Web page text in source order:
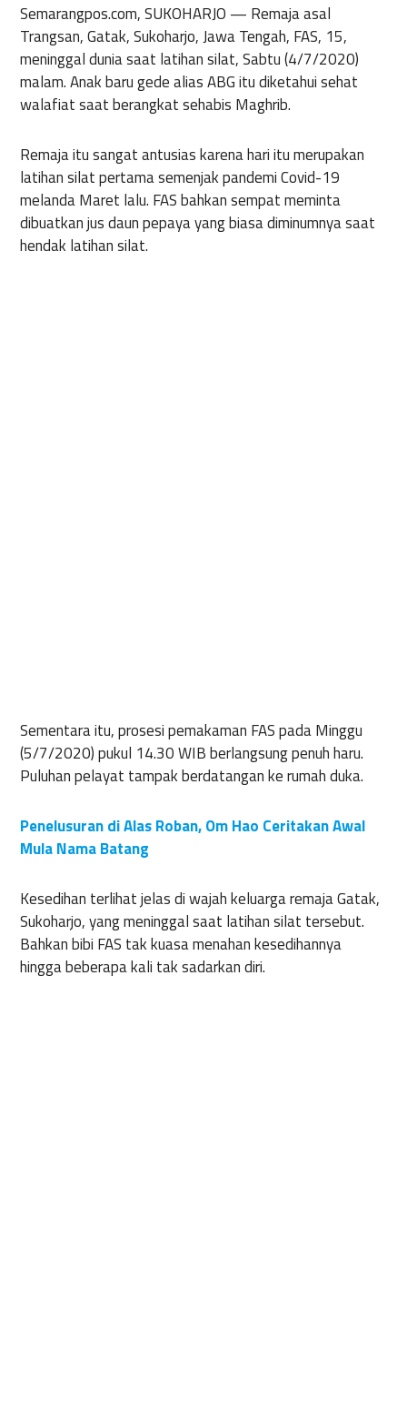
Semarangpos.com, SUKOHARJO — Remaja asal
Trangsan, Gatak, Sukoharjo, Jawa Tengah, FAS, 15,
meninggal dunia saat latihan silat, Sabtu (4/7/2020)
malam. Anak baru gede alias ABG itu diketahui sehat
walafiat saat berangkat sehabis Maghrib.
Remaja itu sangat antusias karena hari itu merupakan
latihan silat pertama semenjak pandemi Covid-19
melanda Maret lalu. FAS bahkan sempat meminta
dibuatkan jus daun pepaya yang biasa diminumnya saat
hendak latihan silat.
Sementara itu, prosesi pemakaman FAS pada Minggu
(5/7/2020) pukul 14.30 WIB berlangsung penuh haru.
Puluhan pelayat tampak berdatangan ke rumah duka.
Penelusuran di Alas Roban, Om Hao Ceritakan Awal
Mula Nama Batang
Kesedihan terlihat jelas di wajah keluarga remaja Gatak,
Sukoharjo, yang meninggal saat latihan silat tersebut.
Bahkan bibi FAS tak kuasa menahan kesedihannya
hingga beberapa kali tak sadarkan diri.